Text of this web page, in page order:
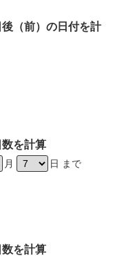
（前）の日付を計
を計算
月 日 まで
を計算